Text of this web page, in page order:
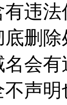
违
删
会
声